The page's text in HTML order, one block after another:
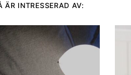
ÄR INTRESSERAD AV: